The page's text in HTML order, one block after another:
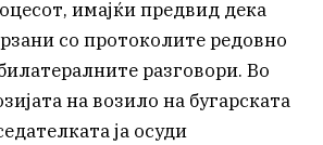
имајќи предвид дека
со протоколите редовно
разговори. Во
на возило на бугарската
ја осуди